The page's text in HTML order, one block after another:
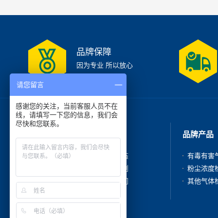
品牌保障
因为专业 所以放心
公司简介
新闻动态
成功案例
在线咨询
联系我们
品牌产品
请您留言
感谢您的关注，当前客服人员不在
线，请填写一下您的信息，我们会
尽快和您联系。